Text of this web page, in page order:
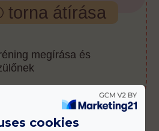
torna átírása
megírása és
foglalkozás
cookies